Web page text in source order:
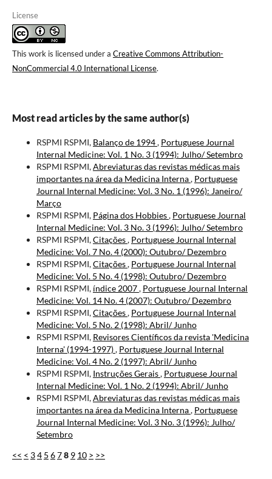
License
This work is licensed under a Creative Commons Attribution-
NonCommercial 4.0 International License.
Most read articles by the same author(s)
RSPMI RSPMI, Balanço de 1994, Portuguese Journal
Internal Medicine: Vol. 1 No. 3 (1994): Julho/ Setembro
RSPMI RSPMI,Abreviaturas das revistas médicas mais
importantes na área da Medicina Interna, Portuguese
Journal Internal Medicine: Vol. 3 No. 1 (1996): Janeiro/
Março
RSPMI RSPMI, Página dos Hobbies, Portuguese Journal
Internal Medicine: Vol. 3 No. 3 (1996): Julho/ Setembro
RSPMI RSPMI,Citações, Portuguese Journal Internal
Medicine: Vol. 7 No. 4 (2000): Outubro/ Dezembro
RSPMI RSPMI,Citações, Portuguese Journal Internal
Medicine: Vol. 5 No. 4 (1998): Outubro/ Dezembro
RSPMI RSPMI, índice 2007, Portuguese Journal Internal
Medicine: Vol. 14 No. 4 (2007): Outubro/ Dezembro
RSPMI RSPMI,Citações, Portuguese Journal Internal
Medicine: Vol. 5 No. 2 (1998): Abril/ Junho
RSPMI RSPMI, Revisores Científicos da revista 'Medicina
Interna' (1994-1997), Portuguese Journal Internal
Medicine: Vol. 4 No. 2 (1997): Abril/ Junho
RSPMI RSPMI, Instruções Gerais, Portuguese Journal
Internal Medicine: Vol. 1 No. 2 (1994): Abril/ Junho
RSPMI RSPMI,Abreviaturas das revistas médicas mais
importantes na área da Medicina Interna, Portuguese
Journal Internal Medicine: Vol. 3 No. 3 (1996): Julho/
Setembro
<< < 34 5 678 9 10 > >>